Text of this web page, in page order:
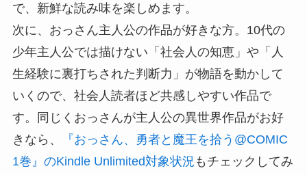
で、新鮮な読み味を楽しめます。
次に、おっさん主人公の作品が好きな方。10代の
少年主人公では描けない「社会人の知恵」や「人
生経験に裏打ちされた判断力」が物語を動かして
いくので、社会人読者ほど共感しやすい作品で
す。同じくおっさんが主人公の異世界作品がお好
きなら、
『おっさん、勇者と魔王を拾う@COMIC
1巻』のKindle Unlimited対象状況 もチェックしてみ